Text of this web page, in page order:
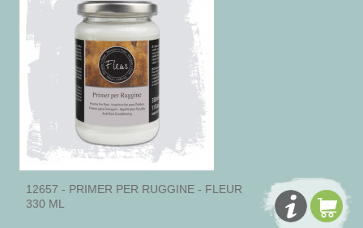
12657 - PRIMER PER RUGGINE - FLEUR
330 ML